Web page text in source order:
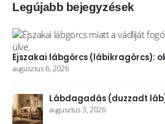
Legújabb bejegyzések
Éjszakai lábgörcs (lábikragörcs):
augusztus 6, 2026
Lábdagadás (duzzadt
augusztus 3, 2026